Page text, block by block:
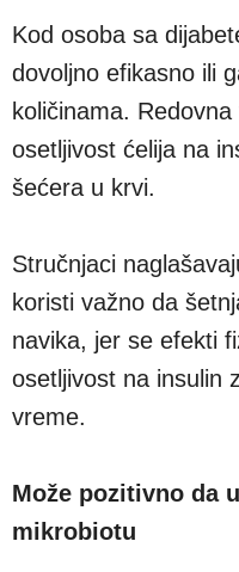
Kod osoba sa
dovoljno efikasno ili
količinama.
osetljivost ćelija na
šećera u krvi.
Stručnjaci
koristi važno da
navika, jer se efekti
osetljivost na insulin
vreme.
Može pozitivno da
mikrobiotu